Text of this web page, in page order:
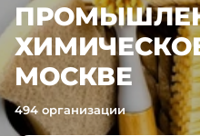
МОСКВЕ
494 организации